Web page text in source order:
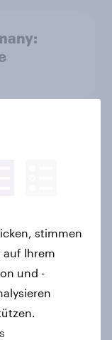
stimmen
auf Ihrem
und -